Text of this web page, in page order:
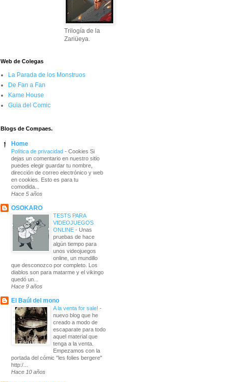
Trilogía de la
Zariüeya.
Web de Colegas
La Parada de los Monstruos
De Fan a Fan
Kame House
Guia del Comic
Blogs de Compaes.
Home
Política de privacidad - Cookies Si
dejas un comentario en nuestro sitio
puedes elegir guardar tu nombre,
dirección de correo electrónico y web
en cookies. Esto es para tu
comodida...
Hace 5 años
OSOKARO
TESTS PARA
VIDEOJUEGOS
ONLINE - Unas
pruebas de hace
algún tiempo para
unos videojuegos
online, un mundillo
que desconozco por completo. Los
diablos son para matarme y el vikingo
quedó un...
Hace 9 años
El Baúl del mono
A la venta for sale! -
nuevo blog que he
creado a modo de
escaparate para todo
aquel material que
tenga a la venta.
Empezamos con la
portada del cómic "les folies bergere"
http:/...
Hace 10 años